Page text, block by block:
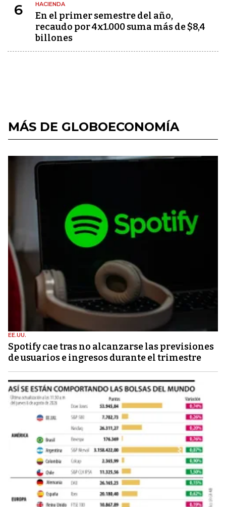
6 HACIENDA
En el primer semestre del año,
recaudo por 4x1.000 suma más de $8,4
billones
MÁS DE GLOBOECONOMÍA
EE.UU.
Spotify cae tras no alcanzarse las previsiones
de usuarios e ingresos durante el trimestre